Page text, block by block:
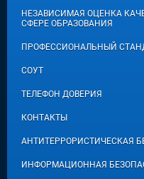
НЕЗАВИСИМАЯ ОЦЕНКА
СФЕРЕ ОБРАЗОВАНИЯ
ПРОФЕССИОНАЛЬНЫЙ
СОУТ
ТЕЛЕФОН ДОВЕРИЯ
КОНТАКТЫ
АНТИТЕРРОРИСТИЧЕСКАЯ
ИНФОРМАЦИОННАЯ